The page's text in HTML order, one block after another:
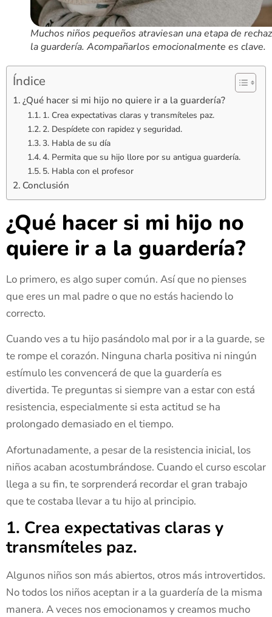
Muchos niños pequeños atraviesan una etapa de
la guardería. Acompañarlos emocionalmente es clave.
Índice
¿Qué hacer si mi hijo no quiere ir a la guardería?
1. Crea expectativas claras y transmíteles paz.
2. Despídete con rapidez y seguridad.
3. Habla de su día
4. Permita que su hijo llore por su antigua guardería.
5. Habla con el profesor
Conclusión
¿Qué hacer si mi hijo no
quiere ir a la guardería?
Lo primero, es algo super común. Así que no pienses
que eres un mal padre o que no estás haciendo lo
correcto.
Cuando ves a tu hijo pasándolo mal por ir a la guarde, se
te rompe el corazón. Ninguna charla positiva ni ningún
estímulo les convencerá de que la guardería es
divertida. Te preguntas si siempre van a estar con está
resistencia, especialmente si esta actitud se ha
prolongado demasiado en el tiempo.
Afortunadamente, a pesar de la resistencia inicial, los
niños acaban acostumbrándose. Cuando el curso escolar
llega a su fin, te sorprenderá recordar el gran trabajo
que te costaba llevar a tu hijo al principio.
1. Crea expectativas claras y
transmíteles paz.
Algunos niños son más abiertos, otros más introvertidos.
No todos los niños aceptan ir a la guardería de la misma
manera. A veces nos emocionamos y creamos mucho